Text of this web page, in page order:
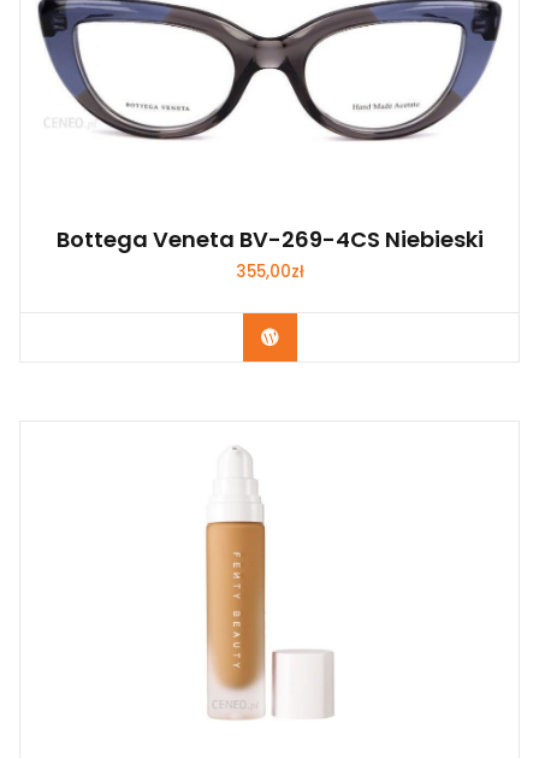
Bottega Veneta BV-269-4CS Niebieski
355,00zł
Zobacz